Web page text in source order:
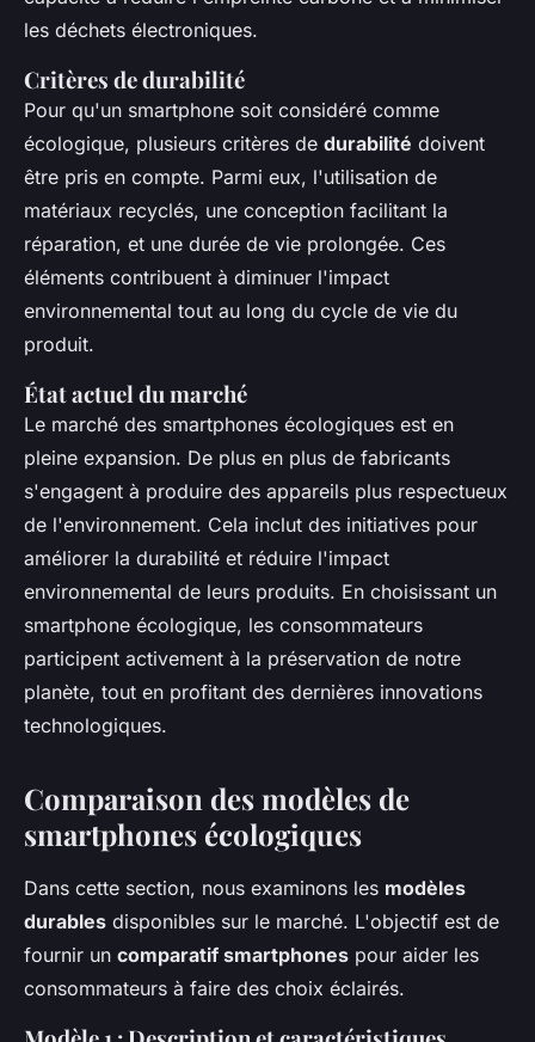
les déchets électroniques.
Critères de durabilité
Pour qu'un smartphone soit considéré comme
écologique, plusieurs critères de durabilité doivent
être pris en compte. Parmi eux, l'utilisation de
matériaux recyclés, une conception facilitant la
réparation, et une durée de vie prolongée. Ces
éléments contribuent à diminuer l'impact
environnemental tout au long du cycle de vie du
produit.
État actuel du marché
Le marché des smartphones écologiques est en
pleine expansion. De plus en plus de fabricants
s'engagent à produire des appareils plus respectueux
de l'environnement. Cela inclut des initiatives pour
améliorer la durabilité et réduire l'impact
environnemental de leurs produits. En choisissant un
smartphone écologique, les consommateurs
participent activement à la préservation de notre
planète, tout en profitant des dernières innovations
technologiques.
Comparaison des modèles de
smartphones écologiques
Dans cette section, nous examinons les modèles
durables disponibles sur le marché. L'objectif est de
fournir un comparatif smartphones pour aider les
consommateurs à faire des choix éclairés.